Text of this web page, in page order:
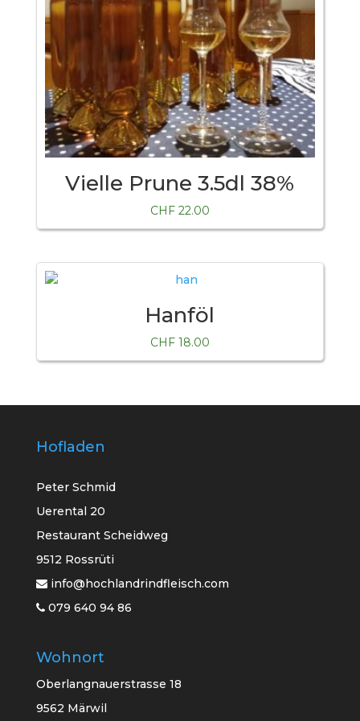
Vielle Prune 3.5dl 38%
CHF 22.00
Hanföl
CHF 18.00
Hofladen
Peter Schmid
Uerental 20
Restaurant Scheidweg
9512 Rossrüti
info@hochlandrindfleisch.com
079 640 94 86
Wohnort
Oberlangnauerstrasse 18
9562 Märwil